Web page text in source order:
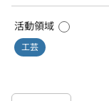
活動領域
工芸